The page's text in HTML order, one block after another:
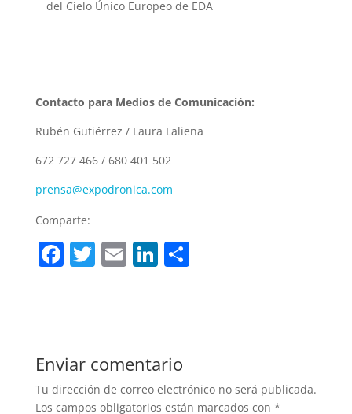
del Cielo Único Europeo de EDA
Contacto para Medios de Comunicación:
Rubén Gutiérrez / Laura Laliena
672 727 466 / 680 401 502
prensa@expodronica.com
Comparte:
F
b
o
o
T E Li
dI
n
C
tir
Enviar comentario
Tu dirección de correo electrónico no será publicada.
Los campos obligatorios están marcados con *